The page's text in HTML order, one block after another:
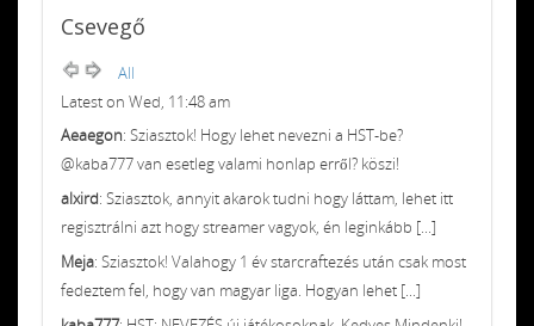
Csevegő
All
Latest on Wed, 11:48 am
Aeaegon: Sziasztok! Hogy lehet nevezni a HST-be?
@kaba777 van esetleg valami honlap erről? köszi!
alxird: Sziasztok, annyit akarok tudni hogy láttam, lehet itt
regisztrálni azt hogy streamer vagyok, én leginkább [...]
Meja: Sziasztok! Valahogy 1 év starcraftezés után csak most
fedeztem fel, hogy van magyar liga. Hogyan lehet [...]